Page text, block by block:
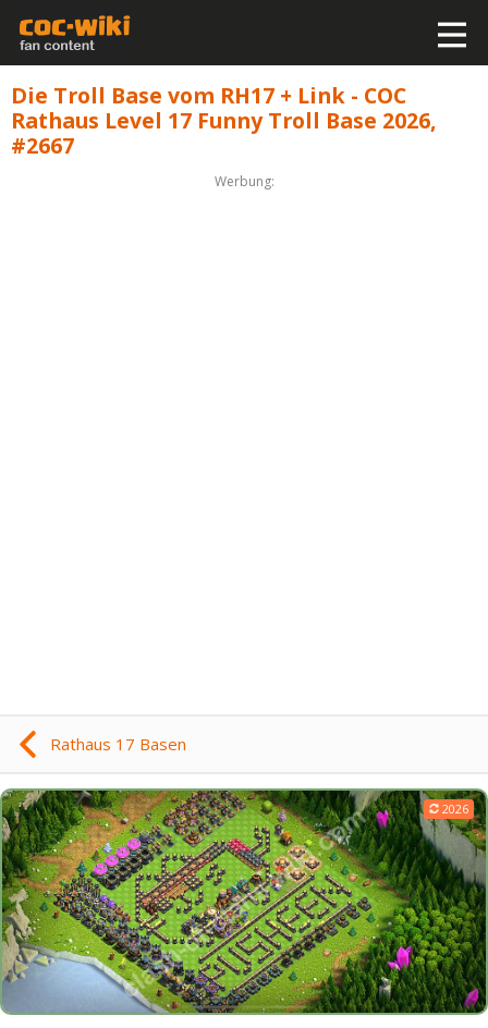
Die Troll Base vom RH17 + Link - COC
Rathaus Level 17 Funny Troll Base 2026,
#2667
Werbung:
Rathaus 17 Basen
2026